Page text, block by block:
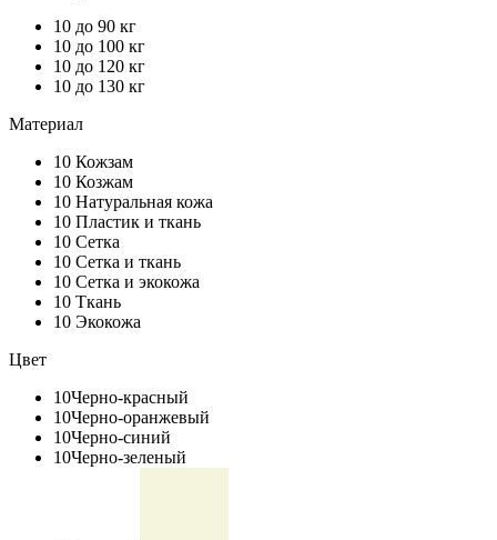
10 до 90 кг
10 до 100 кг
10 до 120 кг
10 до 130 кг
Материал
10 Кожзам
10 Козжам
10 Натуральная кожа
10 Пластик и ткань
10 Сетка
10 Сетка и ткань
10 Сетка и экокожа
10 Ткань
10 Экокожа
Цвет
10Черно-красный
10Черно-оранжевый
10Черно-синий
10Черно-зеленый